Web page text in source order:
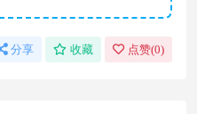
分享 收藏 点赞(0)